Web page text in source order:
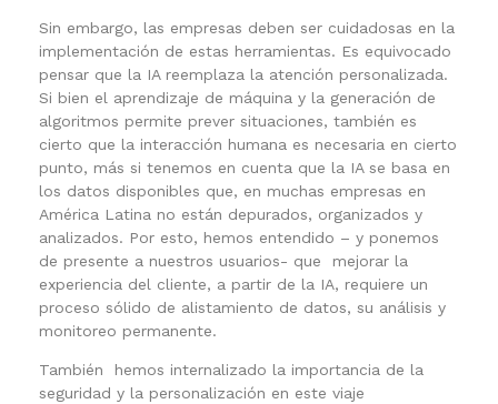
Sin embargo, las empresas deben ser cuidadosas en la
implementación de estas herramientas. Es equivocado
pensar que la IA reemplaza la atención personalizada.
Si bien el aprendizaje de máquina y la generación de
algoritmos permite prever situaciones, también es
cierto que la interacción humana es necesaria en cierto
punto, más si tenemos en cuenta que la IA se basa en
los datos disponibles que, en muchas empresas en
América Latina no están depurados, organizados y
analizados. Por esto, hemos entendido – y ponemos
de presente a nuestros usuarios- que mejorar la
experiencia del cliente, a partir de la IA, requiere un
proceso sólido de alistamiento de datos, su análisis y
monitoreo permanente.
También hemos internalizado la importancia de la
seguridad y la personalización en este viaje